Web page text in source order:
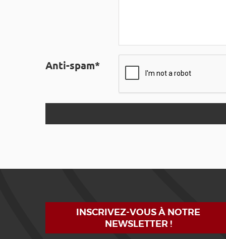
Anti-spam*
INSCRIVEZ-VOUS À NOTRE
NEWSLETTER !